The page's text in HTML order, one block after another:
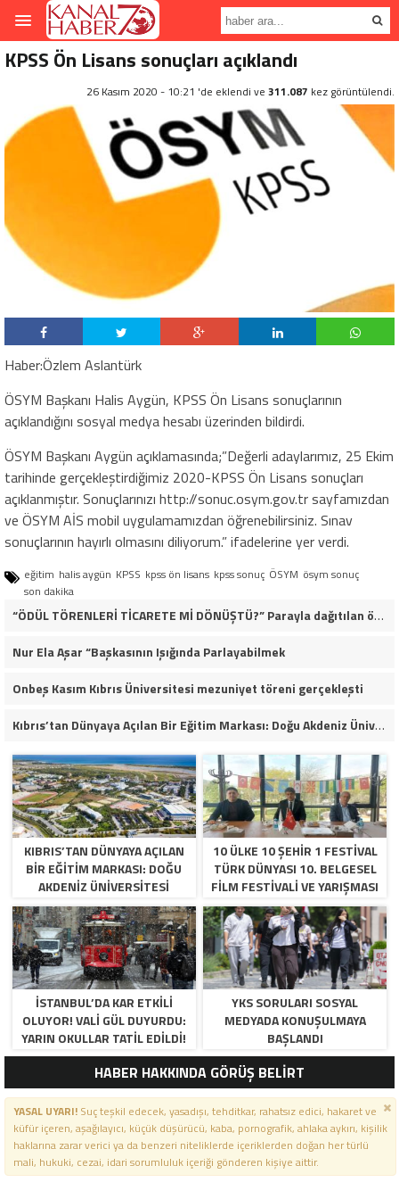
KPSS Ön Lisans sonuçları açıklandı
26 Kasım 2020 - 10:21 'de eklendi ve 311.087 kez görüntülendi.
Haber:Özlem Aslantürk
ÖSYM Başkanı Halis Aygün, KPSS Ön Lisans sonuçlarının
açıklandığını sosyal medya hesabı üzerinden bildirdi.
ÖSYM Başkanı Aygün açıklamasında;”Değerli adaylarımız, 25 Ekim
tarihinde gerçekleştirdiğimiz 2020-KPSS Ön Lisans sonuçları
açıklanmıştır. Sonuçlarınızı http://sonuc.osym.gov.trsayfamızdan
ve ÖSYM AİS mobil uygulamamızdan öğrenebilirsiniz. Sınav
sonuçlarının hayırlı olmasını diliyorum.” ifadelerine yer verdi.
eğitim halis aygün KPSS kpss ön lisans kpss sonuç ÖSYM ösym sonuç
son dakika
“ÖDÜL TÖRENLERİ TİCARETE Mİ DÖNÜŞTÜ?” Parayla dağıtılan ödüller iddiası gündemde!
Nur Ela Aşar “Başkasının Işığında Parlayabilmek
Onbeş Kasım Kıbrıs Üniversitesi mezuniyet töreni gerçekleşti
Kıbrıs’tan Dünyaya Açılan Bir Eğitim Markası: Doğu Akdeniz Üniversitesi
KIBRIS’TAN DÜNYAYA AÇILAN
BIR EĞITIM MARKASI: DOĞU
AKDENIZ ÜNIVERSITESI
10 ÜLKE 10 ŞEHİR 1 FESTİVAL
TÜRK DÜNYASI 10. BELGESEL
FİLM FESTİVALİ VE YARIŞMASI
BAŞVURULARI BAŞLADI.
İSTANBUL’DA KAR ETKILI
OLUYOR! VALI GÜL DUYURDU:
YARIN OKULLAR TATIL EDILDI!
YKS SORULARI SOSYAL
MEDYADA KONUŞULMAYA
BAŞLANDI
HABER HAKKINDA GÖRÜŞ BELİRT
YASAL UYARI!Suç teşkil edecek, yasadışı, tehditkar, rahatsız edici, hakaret ve
küfür içeren, aşağılayıcı, küçük düşürücü, kaba, pornografik, ahlaka aykırı, kişilik
haklarına zarar verici ya da benzeri niteliklerde içeriklerden doğan her türlü
mali, hukuki, cezai, idari sorumluluk içeriği gönderen kişiye aittir.